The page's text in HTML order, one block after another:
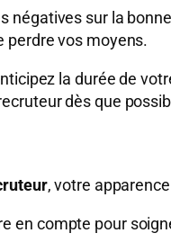
négatives sur la
perdre vos moyens.
la durée de
dès que
, votre
en compte pour